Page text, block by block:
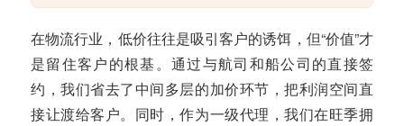
在物流行业，低价往往是吸引客户的诱饵，但“价值”才
是留住客户的根基。通过与航司和船公司的直接签
约，我们省去了中间多层的加价环节，把利润空间直
接让渡给客户。同时，作为一级代理，我们在旺季拥